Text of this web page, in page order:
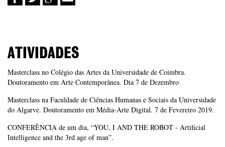
ATIVIDADES
Masterclass no Colégio das Artes da Universidade de Coimbra.
Doutoramento em Arte Contemporânea. Dia 7 de Dezembro
Masterclass na Faculdade de Ciências Humanas e Sociais da Universidade
do Algarve. Doutoramento em Média-Arte Digital. 7 de Fevereiro 2019.
CONFERÊNCIA de um dia, “YOU, I AND THE ROBOT - Artificial
Intelligence and the 3rd age of man”.